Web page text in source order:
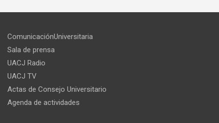
ComunicaciónUniversitaria
Sala de prensa
UACJ Radio
UACJ TV
Actas de Consejo Universitario
Agenda de actividades